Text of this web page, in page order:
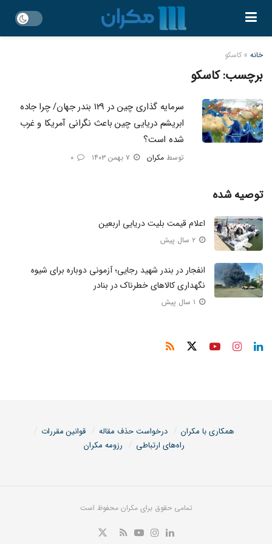
خانه » کاسکو
برچسب:کاسکو
سرمایه‌ گذاری چین در ۱۲۹ بندر جهان/ چرا جاده
ابریشم دریایی چین باعث نگرانی آمریکا و غرب
شده است؟
توسط مکران
توصیه شده
اعلام قیمت بلیت دریایی اربعین
انفجار در بندر شهید رجایی؛ آزمونی دوباره برای شیوه
نگهداری کالاهای خطرناک در بنادر
همکاری با مکران درخواست حذف مقاله
قوانین مقررات
راه‌های ارتباطی
رزومه مکران
تمامی حقوق برای مکران محفوظ است